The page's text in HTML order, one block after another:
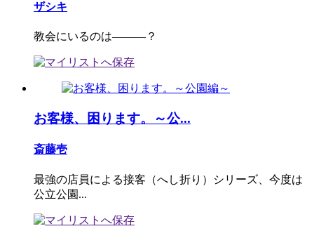
ザシキ
教会にいるのは―――？
お客様、困ります。～公...
斎藤壱
最強の店員による接客（へし折り）シリーズ、今度は
公立公園...